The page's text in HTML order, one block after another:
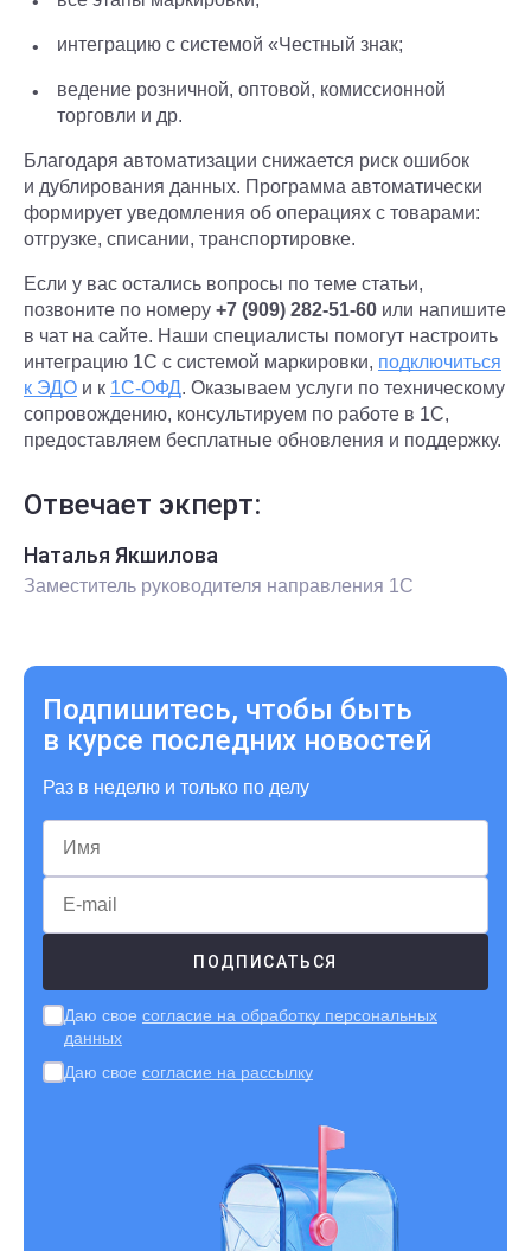
интеграцию с системой «Честный знак;
ведение розничной, оптовой, комиссионной
торговли и др.
Благодаря автоматизации снижается риск ошибок
и дублирования данных. Программа автоматически
формирует уведомления об операциях с товарами:
отгрузке, списании, транспортировке.
Если у вас остались вопросы по теме статьи,
позвоните по номеру +7 (909) 282-51-60 или напишите
в чат на сайте. Наши специалисты помогут настроить
интеграцию 1С с системой маркировки, подключиться
к ЭДО и к 1С-ОФД. Оказываем услуги по техническому
сопровождению, консультируем по работе в 1С,
предоставляем бесплатные обновления и поддержку.
Отвечает экперт:
Наталья Якшилова
Заместитель руководителя направления 1С
Подпишитесь, чтобы быть
в курсе последних новостей
Раз в неделю и только по делу
Даю свое согласие на обработку персональных
данных
Даю свое согласие на рассылку